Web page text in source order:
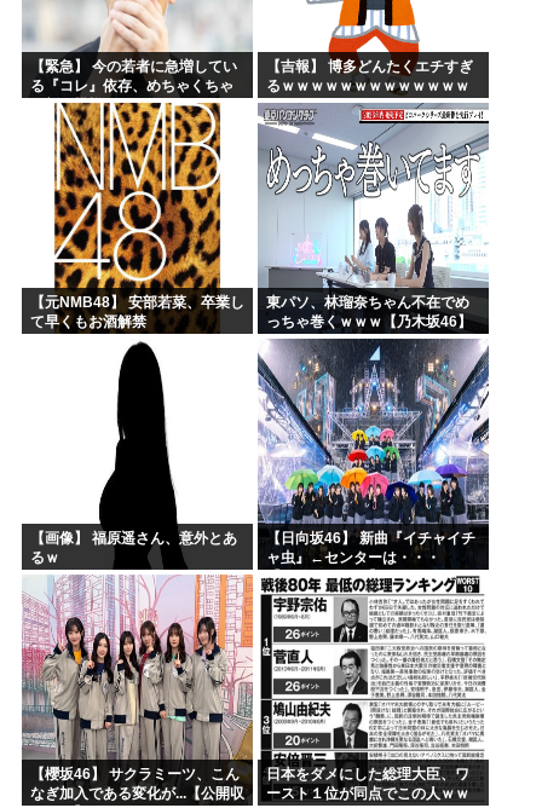
【緊急】 今の若者に急増してい
る『コレ』依存、めちゃくちゃ
深刻な模様w w w w w w w w w w
【吉報】 博多どんたくエチすぎ
るｗｗｗｗｗｗｗｗｗｗｗｗｗ
ｗｗ
【元NMB48】 安部若菜、卒業し
て早くもお酒解禁
東パソ、林瑠奈ちゃん不在でめ
っちゃ巻くｗｗｗ【乃木坂46】
【画像】 福原遥さん、意外とあ
るｗ
【日向坂46】 新曲『イチャイチ
ャ虫』←センターは・・・
【18thシングル】
【櫻坂46】 サクラミーツ、こん
なぎ加入である変化が...【公開収
日本をダメにした総理大臣、ワ
ースト１位が同点でこの人ｗｗ